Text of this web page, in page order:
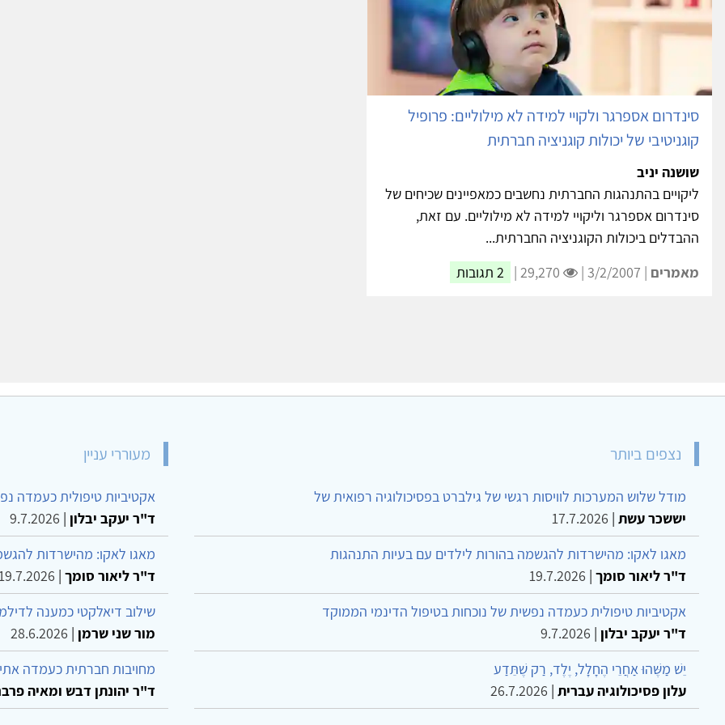
סינדרום אספרגר ולקויי למידה לא מילוליים: פרופיל
קוגניטיבי של יכולות קוגניציה חברתית
שושנה יניב
ליקויים בהתנהגות החברתית נחשבים כמאפיינים שכיחים של
סינדרום אספרגר וליקויי למידה לא מילוליים. עם זאת,
ההבדלים ביכולות הקוגניציה החברתית...
מאמרים | 3/2/2007 | 2 תגובות
נצפים ביותר
מודל שלוש המערכות לוויסות רגשי של גילברט בפסיכולוגיה רפואית של
יששכר עשת |
17.7.2026
מאגו לאקו: מהישרדות להגשמה בהורות לילדים עם בעיות התנהגות
ד"ר ליאור סומך |
19.7.2026
אקטיביות טיפולית כעמדה נפשית של נוכחות בטיפול הדינמי הממוקד
ד"ר יעקב יבלון |
9.7.2026
יֵשׁ מַשֶּׁהוּ אַחֲרֵי הֶחָלָל, יֶלֶד, רַק שֶׁתֵּדַע
עלון פסיכולוגיה עברית |
26.7.2026
מעוררי עניין
אקטיביות טיפולית כעמדה
ד"ר יעקב יבלון |
9.7.2026
מאגו לאקו: מהישרדות
ד"ר ליאור סומך |
שילוב דיאלקטי כמענה
מור שני שרמן |
28.6.2026
מחויבות חברתית כעמדה
ד"ר יהונתן דבש ומאיה